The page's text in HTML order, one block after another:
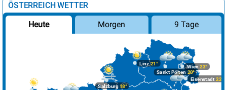
ÖSTERREICH WETTER
Heute Morgen 9 Tage
Linz21°
Salzburg18°
Wien 23°
Eisenstadt 22°
Sankt Pölten 20°